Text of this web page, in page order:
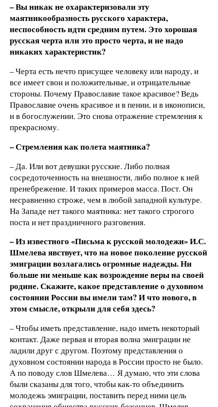
–Вы никак не охарактеризовали эту
маятникообразность русского характера,
неспособность идти средним путем. Это хорошая
русская черта или это просто черта, и не надо
никаких характеристик?
– Черта есть нечто присущее человеку или народу, и
все имеет свои и положительные, и отрицательные
стороны. Почему Православие такое красивое? Ведь
Православие очень красивое и в пении, и в иконописи,
и в богослужении. Это снова отражение стремления к
прекрасному.
–Стремлениякак полета маятника?
– Да. Или вот девушки русские. Либо полная
сосредоточенность на внешности, либо полное к ней
пренебрежение. И таких примеров масса. Пост. Он
несравненно строже, чем в любой западной культуре.
На Западе нет такого маятника: нет такого строгого
поста и нет праздничного разговения.
–Из известного «Письма к русской молодежи» И.С.
Шмелева явствует, что на новое поколение русской
эмиграции возлагались огромные надежды. Ни
больше ни меньше как возрождение веры на своей
родине. Скажите, какое представление о духовном
состоянии России вы имели там? И что нового, в
этом смысле, открылидля себя здесь?
– Чтобы иметь представление, надо иметь некоторый
контакт. Даже первая и вторая волна эмиграции не
ладили друг с другом. Поэтому представления о
духовном состоянии народа в России просто не было.
А по поводу слов Шмелева… Я думаю, что эти слова
были сказаны для того, чтобы как-то объединить
молодежь эмиграции, поставить перед ними цель